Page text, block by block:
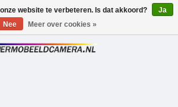
website te verbeteren. Is dat akkoord?
Ja
Nee
Meer over cookies »